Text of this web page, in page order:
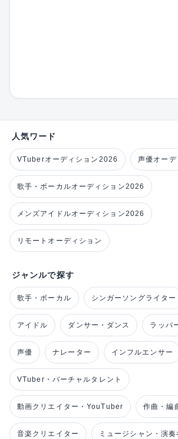
人気ワード
VTuberオーディション2026 声優オー
歌手・ボーカルオーディション2026
メンズアイドルオーディション2026
リモートオーディション
ジャンルで探す
歌手・ボーカル シンガーソングライター
アイドル ダンサー・ダンス ラッパ
声優 ナレーター インフルエンサー
VTuber・バーチャルタレント
動画クリエイター・YouTuber 作曲・編
音楽クリエイター ミュージシャン・演奏